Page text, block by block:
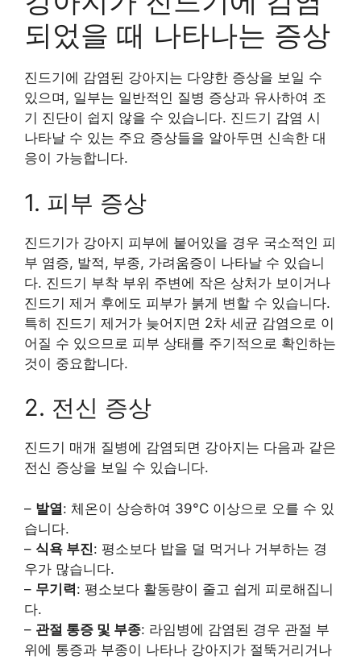
되었을 때 나타나는 증상
진드기에 감염된 강아지는 다양한 증상을 보일 수
있으며, 일부는 일반적인 질병 증상과 유사하여 조
기 진단이 쉽지 않을 수 있습니다. 진드기 감염 시
나타날 수 있는 주요 증상들을 알아두면 신속한 대
응이 가능합니다.
1. 피부 증상
진드기가 강아지 피부에 붙어있을 경우 국소적인 피
부 염증, 발적, 부종, 가려움증이 나타날 수 있습니
다. 진드기 부착 부위 주변에 작은 상처가 보이거나
진드기 제거 후에도 피부가 붉게 변할 수 있습니다.
특히 진드기 제거가 늦어지면 2차 세균 감염으로 이
어질 수 있으므로 피부 상태를 주기적으로 확인하는
것이 중요합니다.
2. 전신 증상
진드기 매개 질병에 감염되면 강아지는 다음과 같은
전신 증상을 보일 수 있습니다.
– 발열: 체온이 상승하여 39°C 이상으로 오를 수 있
습니다.
– 식욕 부진: 평소보다 밥을 덜 먹거나 거부하는 경
우가 많습니다.
– 무기력: 평소보다 활동량이 줄고 쉽게 피로해집니
다.
– 관절 통증 및 부종: 라임병에 감염된 경우 관절 부
위에 통증과 부종이 나타나 강아지가 절뚝거리거나